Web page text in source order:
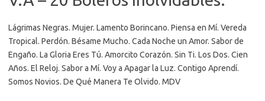
Lágrimas Negras. Mujer. Lamento Borincano. Piensa en Mí. Vereda
Tropical. Perdón. Bésame Mucho. Cada Noche un Amor. Sabor de
Engaño. La Gloria Eres Tú. Amorcito Corazón. Sin Ti. Los Dos. Cien
Años. El Reloj. Sabor a Mí. Voy a Apagar la Luz. Contigo Aprendí.
Somos Novios. De Qué Manera Te Olvido. MDV